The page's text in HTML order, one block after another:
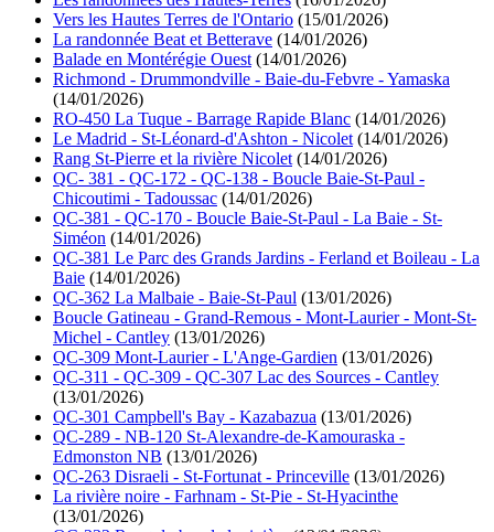
Vers les Hautes Terres de l'Ontario (15/01/2026)
La randonnée Beat et Betterave (14/01/2026)
Balade en Montérégie Ouest (14/01/2026)
Richmond - Drummondville - Baie-du-Febvre - Yamaska
(14/01/2026)
RO-450 La Tuque - Barrage Rapide Blanc (14/01/2026)
Le Madrid - St-Léonard-d'Ashton - Nicolet (14/01/2026)
Rang St-Pierre et la rivière Nicolet (14/01/2026)
QC- 381 - QC-172 - QC-138 - Boucle Baie-St-Paul -
Chicoutimi - Tadoussac (14/01/2026)
QC-381 - QC-170 - Boucle Baie-St-Paul - La Baie - St-
Siméon (14/01/2026)
QC-381 Le Parc des Grands Jardins - Ferland et Boileau - La
Baie (14/01/2026)
QC-362 La Malbaie - Baie-St-Paul (13/01/2026)
Boucle Gatineau - Grand-Remous - Mont-Laurier - Mont-St-
Michel - Cantley (13/01/2026)
QC-309 Mont-Laurier - L'Ange-Gardien (13/01/2026)
QC-311 - QC-309 - QC-307 Lac des Sources - Cantley
(13/01/2026)
QC-301 Campbell's Bay - Kazabazua (13/01/2026)
QC-289 - NB-120 St-Alexandre-de-Kamouraska -
Edmonston NB (13/01/2026)
QC-263 Disraeli - St-Fortunat - Princeville (13/01/2026)
La rivière noire - Farhnam - St-Pie - St-Hyacinthe
(13/01/2026)